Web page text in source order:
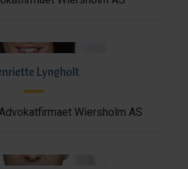
Lyngholt
Wiersholm AS